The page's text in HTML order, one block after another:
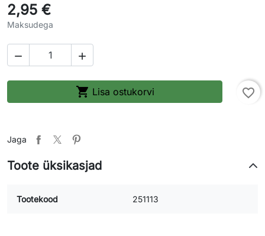
2,95 €
Maksudega
 
 Lisa ostukorvi favorite_border
Jaga
Toote üksikasjad
Tootekood 251113